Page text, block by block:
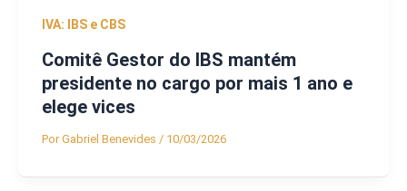
IVA: IBS e CBS
Comitê Gestor do IBS mantém
presidente no cargo por mais 1 ano e
elege vices
PorGabriel Benevides / 10/03/2026